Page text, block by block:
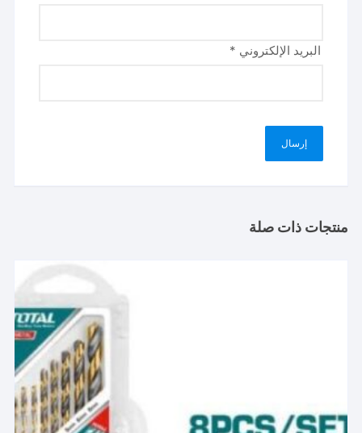
البريد الإلكتروني *
منتجات ذات صلة